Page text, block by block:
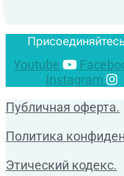
Youtube
Instagram
Публичная оферта.
Политика
Этический кодекс.